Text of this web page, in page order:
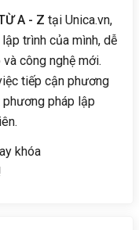
A - Z tại Unica.vn,
trình của mình, dễ
công nghệ mới.
tiếp cận phương
pháp lập
khóa